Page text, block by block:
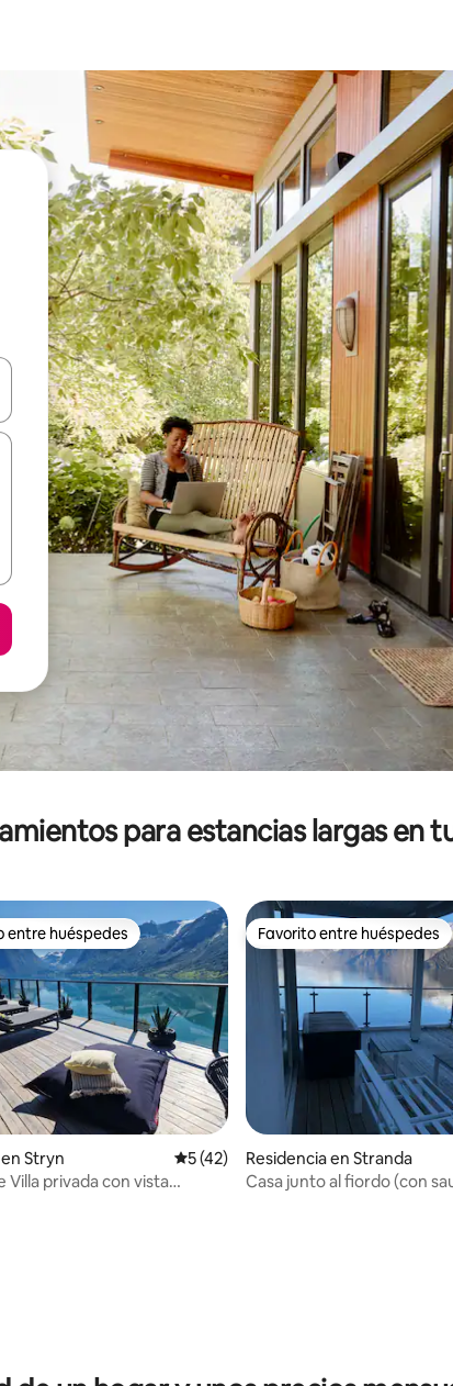
usando las teclas de las flechas hacia arriba y hacia
para estancias largas en
de 5; 196 evaluaciones
en Favorito entre huéspedes
entre huéspedes
Stryn Calificación promedio: 5 de 5; 42
5 (42)
Favorito entre huéspedes
Favorito entre huéspedes
Residencia en Stranda
Casa junto al fiordo (con